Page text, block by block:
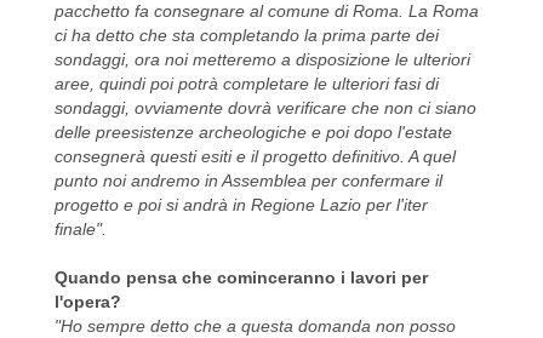
pacchetto fa consegnare al comune di Roma. La Roma
ci ha detto che sta completando la prima parte dei
sondaggi, ora noi metteremo a disposizione le ulteriori
aree, quindi poi potrà completare le ulteriori fasi di
sondaggi, ovviamente dovrà verificare che non ci siano
delle preesistenze archeologiche e poi dopo l'estate
consegnerà questi esiti e il progetto definitivo. A quel
punto noi andremo in Assemblea per confermare il
progetto e poi si andrà in Regione Lazio per l'iter
finale".
Quando pensa che cominceranno i lavori per
l'opera?
"Ho sempre detto che a questa domanda non posso